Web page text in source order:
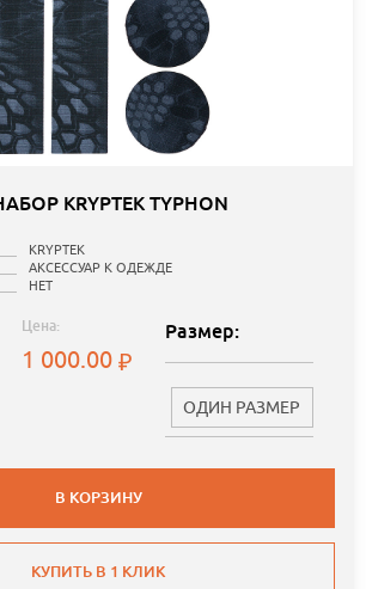
KRYPTEK TYPHON
KRYPTEK
АКСЕССУАР К ОДЕЖДЕ
НЕТ
Цена:
1 000.00
Размер:
ОДИН РАЗМЕР
В КОРЗИНУ
КУПИТЬ В 1 КЛИК